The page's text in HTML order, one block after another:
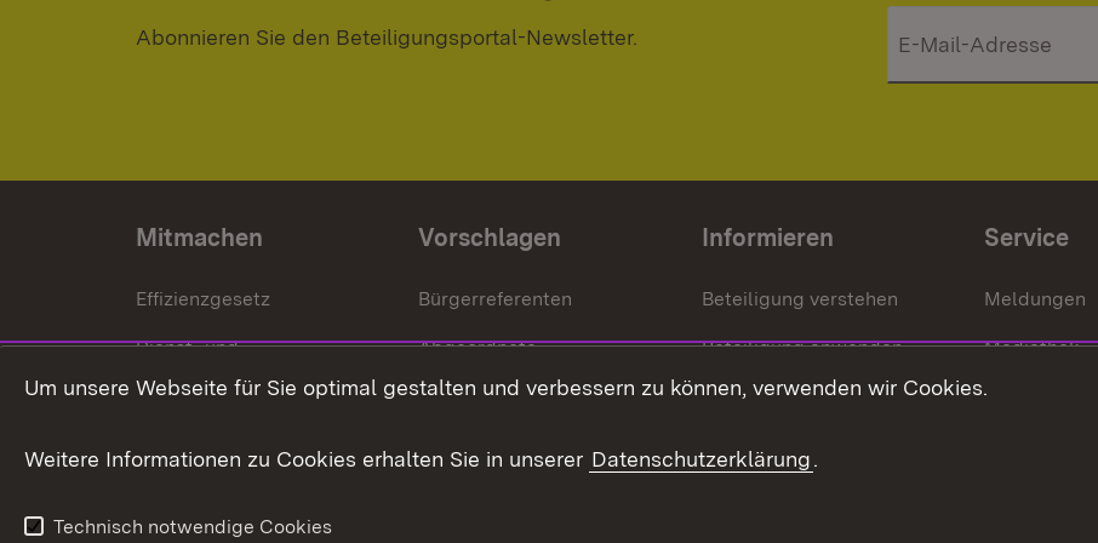
Abonnieren Sie den Beteiligungsportal-Newsletter.
Mitmachen
Effizienzgesetz
Dienst- und
Versorgungsbezüge
Weitere
Vorschlagen
Bürgerreferenten
Abgeordnete
Bürgerbeauftragte
Informieren
Beteiligung verstehen
Beteiligung anwenden
Beteiligung stärken
Service
Meldungen
Mediathek
Publikationen
Um unsere Webseite für Sie optimal gestalten und verbessern zu können, verwenden wir Cookies.
Weitere Informationen zu Cookies erhalten Sie in unserer Datenschutzerklärung.
Technisch notwendige Cookies